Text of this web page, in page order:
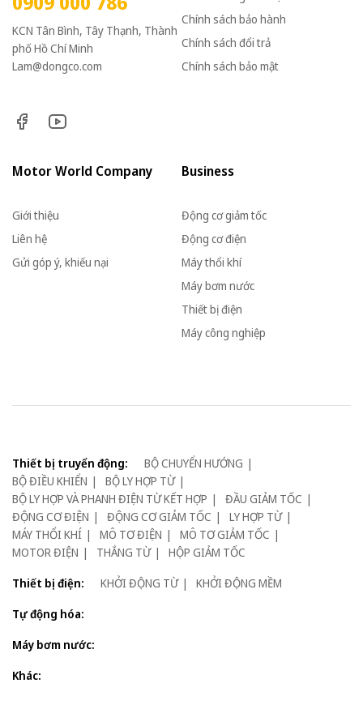
KCN Tân Bình, Tây Thạnh, Thành
phố Hồ Chí Minh
Lam@dongco.com
Chính sách bảo hành
Chính sách đổi trả
Chính sách bảo mật
Motor World Company
Giới thiệu
Liên hệ
Gửi góp ý, khiếu nại
Business
Động cơ giảm tốc
Động cơ điện
Máy thổi khí
Máy bơm nước
Thiết bị điện
Máy công nghiệp
Thiết bị truyển động:
BỘ CHUYỂN HƯỚNG
BỘ ĐIỀU KHIỂN
BỘ LY HỢP TỪ
BỘ LY HỢP VÀ PHANH ĐIỆN TỪ KẾT HỢP
ĐẦU GIẢM TỐC
ĐỘNG CƠ ĐIỆN
ĐỘNG CƠ GIẢM TỐC
LY HỢP TỪ
MÁY THỔI KHÍ
MÔ TƠ ĐIỆN
MÔ TƠ GIẢM TỐC
MOTOR ĐIỆN
THẮNG TỪ
HỘP GIẢM TỐC
Thiết bị điện:
KHỞI ĐỘNG TỪ
KHỞI ĐỘNG MỀM
Tự động hóa:
Máy bơm nước:
Khác: